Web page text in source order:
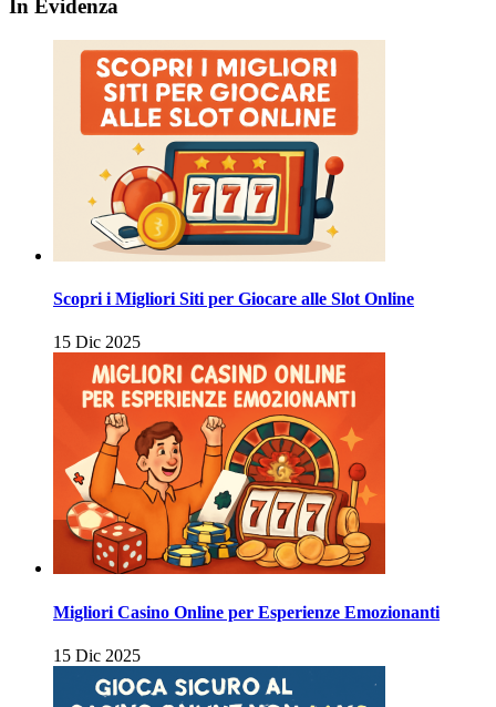
In Evidenza
Scopri i Migliori Siti per Giocare alle Slot Online
15 Dic 2025
Migliori Casino Online per Esperienze Emozionanti
15 Dic 2025